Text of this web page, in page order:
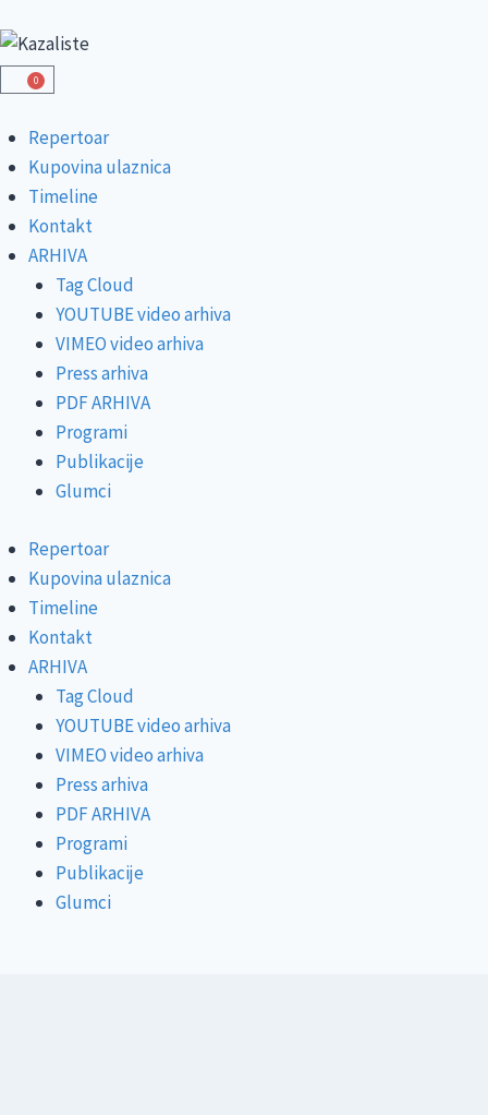
0
Repertoar
Kupovina ulaznica
Timeline
Kontakt
ARHIVA
Tag Cloud
YOUTUBE video arhiva
VIMEO video arhiva
Press arhiva
PDF ARHIVA
Programi
Publikacije
Glumci
Repertoar
Kupovina ulaznica
Timeline
Kontakt
ARHIVA
Tag Cloud
YOUTUBE video arhiva
VIMEO video arhiva
Press arhiva
PDF ARHIVA
Programi
Publikacije
Glumci